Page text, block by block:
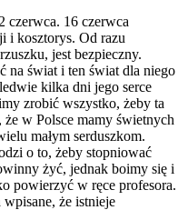
czerwca. 16 czerwca
i kosztorys. Od razu
jest bezpieczny.
na świat i ten świat dla niego
kilka dni jego serce
zrobić wszystko, żeby ta
w Polsce mamy świetnych
małym serduszkom.
o to, żeby stopniować
żyć, jednak boimy się i
powierzyć w ręce profesora.
że istnieje